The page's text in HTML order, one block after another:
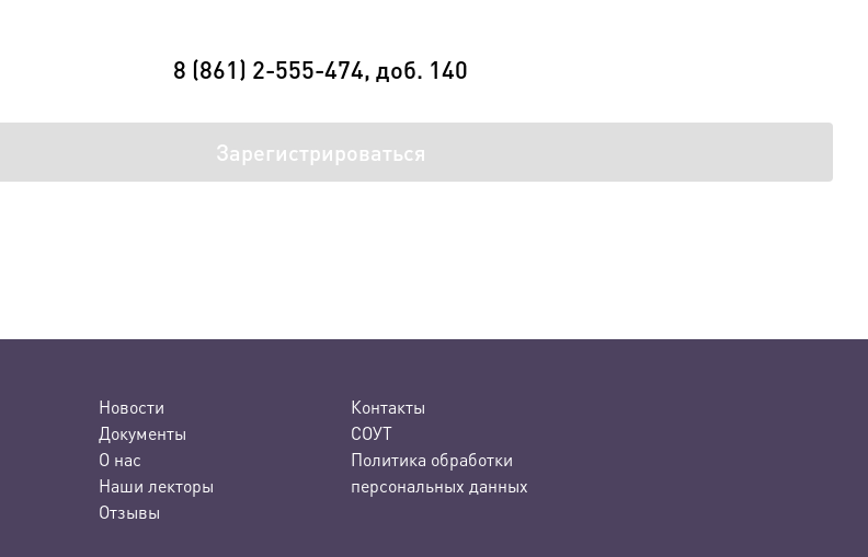
8 (861) 2-555-474, доб. 140
Зарегистрироваться
Новости
Документы
О нас
Наши лекторы
Отзывы
Контакты
СОУТ
Политика обработки
персональных данных